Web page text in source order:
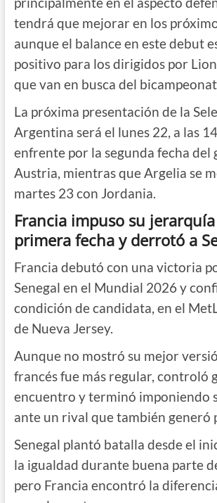
tendrá que mejorar en los
aunque el balance en este debut
positivo para los dirigidos por
que van en busca del
La próxima presentación de la
Argentina será el lunes 22, a las
enfrente por la segunda fecha del
Austria, mientras que Argelia se
martes 23 con Jordania.
Francia impuso su
primera fecha y derrotó a
Francia debutó con una victoria
Senegal en el Mundial 2026 y
condición de candidata, en el
de Nueva Jersey.
Aunque no mostró su mejor
francés fue más regular, controló
encuentro y terminó imponiendo
ante un rival que también generó
Senegal plantó batalla desde el
la igualdad durante buena parte
pero Francia encontró la